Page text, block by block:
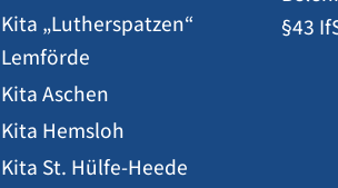
Kita „Lutherspatzen“
Lemförde
Kita Aschen
Kita Hemsloh
Kita St. Hülfe-Heede
§43